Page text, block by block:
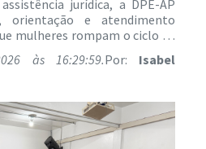
jurídica, a DPE-AP
orientação e atendimento
mulheres rompam o ciclo de
suas vidas com segurança e
às 16:29:59.Por: Isabel